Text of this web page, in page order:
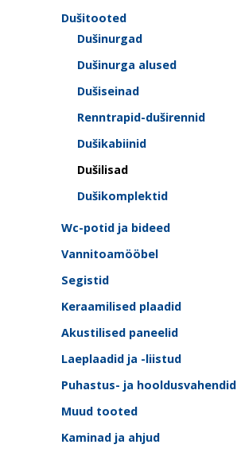
Dušitooted
Dušinurgad
Dušinurga alused
Dušiseinad
Renntrapid-duširennid
Dušikabiinid
Dušilisad
Dušikomplektid
Wc-potid ja bideed
Vannitoamööbel
Segistid
Keraamilised plaadid
Akustilised paneelid
Laeplaadid ja -liistud
Puhastus- ja hooldusvahendid
Muud tooted
Kaminad ja ahjud